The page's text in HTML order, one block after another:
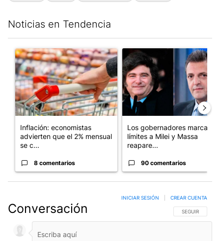
Noticias en Tendencia
Un artículo de tendencia con el título "Inflación: economistas
Inflación: economistas
advierten que el 2% mensual
se c...
8 comentarios
Un artículo de tendencia
Los gobernadores marcan
límites a Milei y Massa
reapare...
90 comentarios
Conversación SIGA ESTA
SEGUIR
INICIAR SESIÓN CREAR CUENTA